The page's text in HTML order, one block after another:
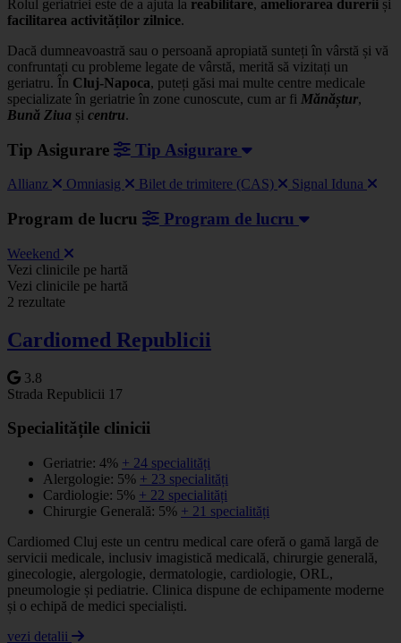
Rolul geriatriei este de a ajuta la reabilitare, ameliorarea durerii și
facilitarea activităților zilnice.
Dacă dumneavoastră sau o persoană apropiată sunteți în vârstă și vă
confruntați cu probleme legate de vârstă, merită să vizitați un
geriatru. În Cluj-Napoca, puteți găsi mai multe centre medicale
specializate în geriatrie în zone cunoscute, cum ar fi Mănăștur,
Bună Ziua și centru.
Tip Asigurare Tip Asigurare
Allianz Omniasig Bilet de trimitere (CAS) Signal Iduna
Program de lucru Program de lucru
Weekend
+
−
Vezi clinicile pe hartă
Vezi clinicile pe hartă
2 rezultate
Cardiomed Republicii
3.8
Strada Republicii 17
Specialitățile clinicii
Geriatrie: 4% + 24 specialități
Alergologie: 5% + 23 specialități
Cardiologie: 5% + 22 specialități
Chirurgie Generală: 5% + 21 specialități
Cardiomed Cluj este un centru medical care oferă o gamă largă de
servicii medicale, inclusiv imagistică medicală, chirurgie generală,
ginecologie, alergologie, dermatologie, cardiologie, ORL,
pneumologie și pediatrie. Clinica dispune de echipamente moderne
și o echipă de medici specialiști.
vezi detalii